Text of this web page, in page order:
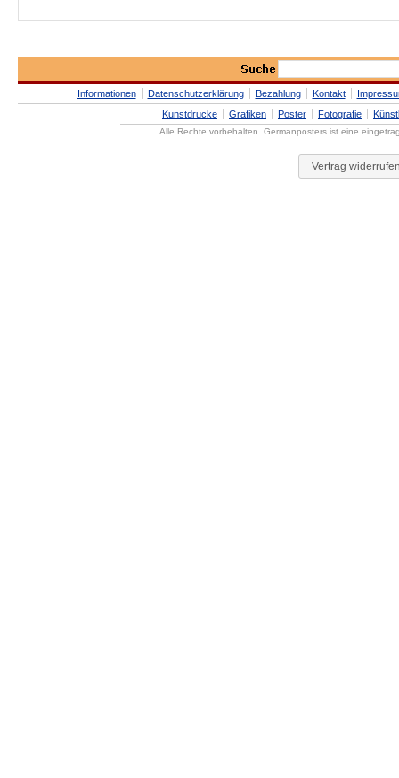
Informationen Datenschutzerklärung Bezahlung Kontakt
Kunstdrucke
Grafiken Poster Fotografie
Alle Rechte vorbehalten. Germanposters ist eine
Vertrag